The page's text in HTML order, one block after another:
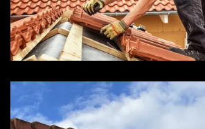
Entreprise de toiture 73
Savoie